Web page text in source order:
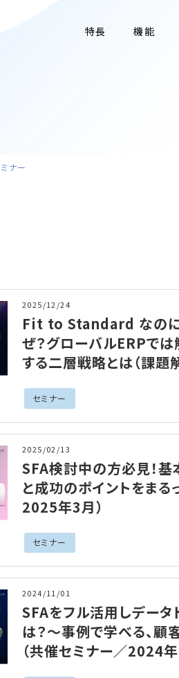
特長 機能
ナー
2025/12/24
Fit to Standard なのに
ぜ？グローバルERPで
する二層戦略とは（課
セミナー
2025/02/13
SFA検討中の方必見！基
と成功のポイントをまる
2025年3月）
セミナー
2024/11/01
SFAをフル活用しデー
は？〜事例で学べる、
（共催セミナー／2024年